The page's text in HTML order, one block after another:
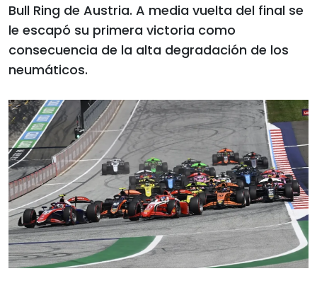
Bull Ring de Austria. A media vuelta del final se
le escapó su primera victoria como
consecuencia de la alta degradación de los
neumáticos.